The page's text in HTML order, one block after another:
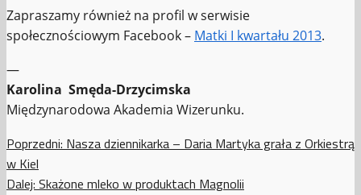
Zapraszamy również na profil w serwisie
społecznościowym Facebook – Matki I kwartału 2013.
—
Karolina Smęda-Drzycimska
Międzynarodowa Akademia Wizerunku.
Zobacz
wpisy
Poprzedni: Nasza dziennikarka – Daria Martyka grała z Orkiestrą
w Kiel
Dalej: Skażone mleko w produktach Magnolii